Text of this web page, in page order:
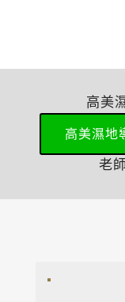
高美
高美濕地
老